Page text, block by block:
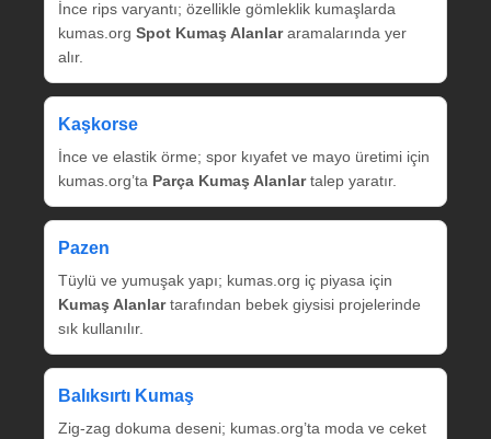
İnce rips varyantı; özellikle gömleklik kumaşlarda
kumas.org Spot Kumaş Alanlararamalarında yer
alır.
Kaşkorse
İnce ve elastik örme; spor kıyafet ve mayo üretimi için
kumas.org’ta Parça Kumaş Alanlartalep yaratır.
Pazen
Tüylü ve yumuşak yapı; kumas.org iç piyasa için
Kumaş Alanlartarafından bebek giysisi projelerinde
sık kullanılır.
Balıksırtı Kumaş
Zig‑zag dokuma deseni; kumas.org’ta moda ve ceket